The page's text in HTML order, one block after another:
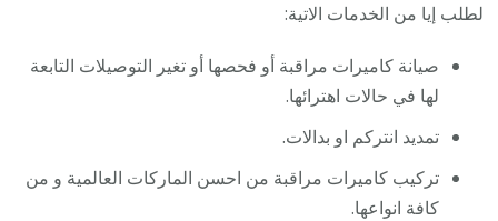
لطلب إيا من الخدمات الاتية:
صيانة كاميرات مراقبة أو فحصها أو تغير التوصيلات التابعة
لها في حالات اهترائها.
تمديد انتركم او بدالات.
تركيب كاميرات مراقبة من احسن الماركات العالمية و من
كافة انواعها.